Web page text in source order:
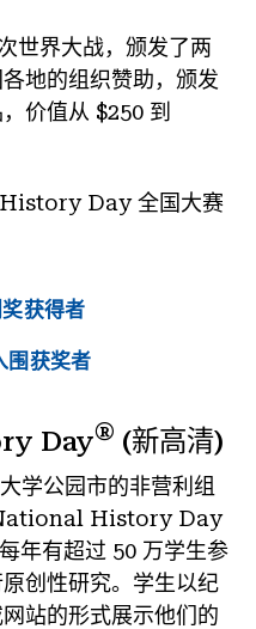
世界大战，颁发了两
地的组织赞助，颁发
价值从 $250 到
Day 全国大赛
获得者
围获奖者
Day® (新高清)
学公园市的非营利组
National History Day
年有超过 50 万学生参
创性研究。学生以纪
站的形式展示他们的